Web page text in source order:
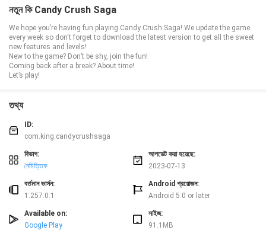
নতুন কি Candy Crush Saga
We hope you’re having fun playing Candy Crush Saga! We update the game
every week so don't forget to download the latest version to get all the sweet
new features and levels!
New to the game? Don’t be shy, join the fun!
Coming back after a break? About time!
Let’s play!
তথ্য
ID:
com.king.candycrushsaga
বিভাগ:
নৈমিত্তিক
আপডেট করা হয়েছে:
2023-07-13
বর্তমান ভার্সন:
1.257.0.1
Android প্রয়োজন:
Android 5.0 or later
Available on:
Google Play
সাইজ:
91.1MB